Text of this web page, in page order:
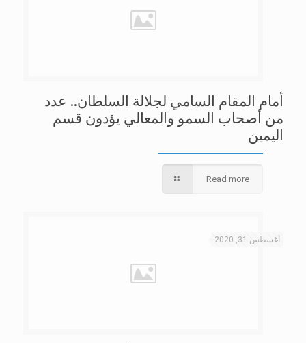
أمام المقام السامي لجلالة السلطان.. عدد
من أصحاب السمو والمعالي يؤدون قسم
اليمين
Read more
أغسطس 31, 2020